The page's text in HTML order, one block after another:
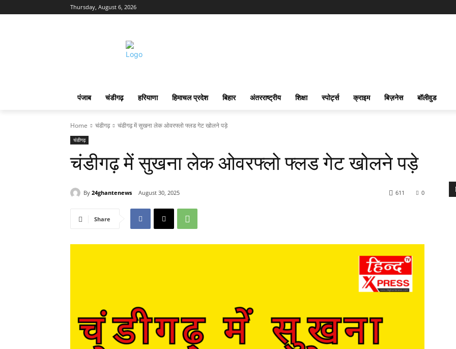
Thursday, August 6, 2026
पंजाब चंडीगढ़ हरियाणा हिमाचल प्रदेश बिहार अंतरराष्ट्रीय शिक्षा स्पोर्ट्स क्राइम बिज़नेस बॉलीवुड
Home चंडीगढ़ चंडीगढ़ में सुखना लेक ओवरफ्लो फ्लड गेट खोलने पड़े
चंडीगढ़
चंडीगढ़ में सुखना लेक ओवरफ्लो फ्लड गेट खोलने पड़े
By 24ghantenews August 30, 2025 0
611
Share